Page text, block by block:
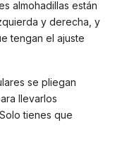
almohadillas están
y derecha, y
tengan el ajuste
se pliegan
llevarlos
tienes que